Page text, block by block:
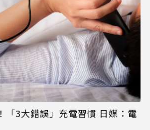
「3大錯誤」充電習慣 日媒：電